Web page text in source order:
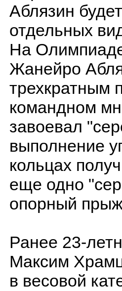
Аблязин
отдельных
На
Жанейро
трехкратным
командном
завоевал
выполнение
кольцах
еще одно
опорный
Ранее 23-
Максим
в весовой